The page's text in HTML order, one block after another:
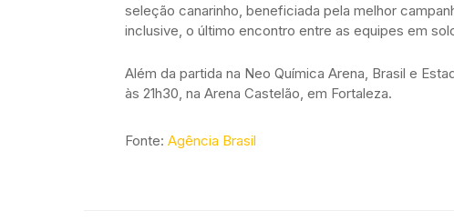
seleção canarinho, beneficiada pela melhor
inclusive, o último encontro entre as equipes em
Além da partida na Neo Química Arena, Brasil e
às 21h30, na Arena Castelão, em Fortaleza.
Fonte: Agência Brasil